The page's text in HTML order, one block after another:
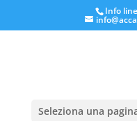
Info
Seleziona una